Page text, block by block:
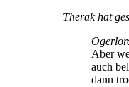
Therak hat
Aber
auch
dann